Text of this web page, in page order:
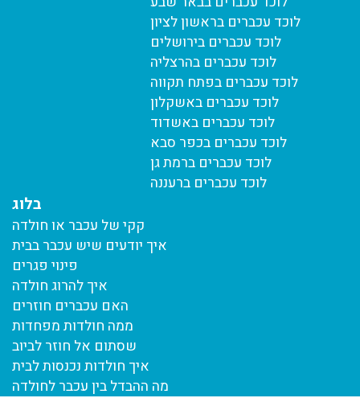
לוכד עכברים בראשון לציון
לוכד עכברים בירושלים
לוכד עכברים בהרצליה
לוכד עכברים בפתח תקווה
לוכד עכברים באשקלון
לוכד עכברים באשדוד
לוכד עכברים בכפר סבא
לוכד עכברים ברמת גן
לוכד עכברים ברעננה
בלוג
קקי של עכבר או חולדה
איך יודעים שיש עכבר בבית
פינוי פגרים
איך להרוג חולדה
האם עכברים חוזרים
ממה חולדות מפחדות
שסתום אל חוזר לביוב
איך חולדות נכנסות לבית
מה ההבדל בין עכבר לחולדה